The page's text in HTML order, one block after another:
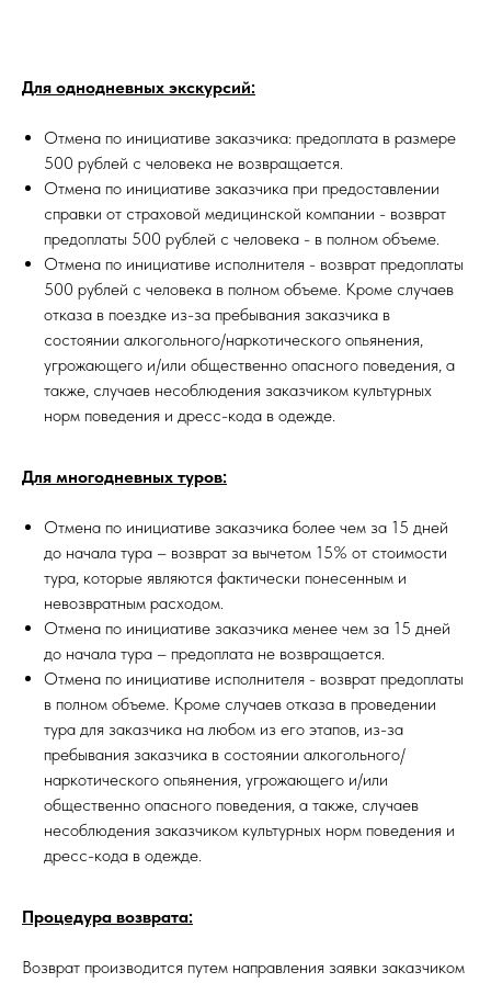
Для однодневных экскурсий:
Отмена по инициативе заказчика: предоплата в размере
500 рублей с человека не возвращается.
Отмена по инициативе заказчика при предоставлении
справки от страховой медицинской компании - возврат
предоплаты 500 рублей с человека - в полном объеме.
Отмена по инициативе исполнителя - возврат предоплаты
500 рублей с человека в полном объеме. Кроме случаев
отказа в поездке из-за пребывания заказчика в
состоянии алкогольного/наркотического опьянения,
угрожающего и/или общественно опасного поведения, а
также, случаев несоблюдения заказчиком культурных
норм поведения и дресс-кода в одежде.
Для многодневных туров:
Отмена по инициативе заказчика более чем за 15 дней
до начала тура – возврат за вычетом 15% от стоимости
тура, которые являются фактически понесенным и
невозвратным расходом.
Отмена по инициативе заказчика менее чем за 15 дней
до начала тура – предоплата не возвращается.
Отмена по инициативе исполнителя - возврат предоплаты
в полном объеме. Кроме случаев отказа в проведении
тура для заказчика на любом из его этапов, из-за
пребывания заказчика в состоянии алкогольного/
наркотического опьянения, угрожающего и/или
общественно опасного поведения, а также, случаев
несоблюдения заказчиком культурных норм поведения и
дресс-кода в одежде.
Процедура возврата:
Возврат производится путем направления заявки заказчиком